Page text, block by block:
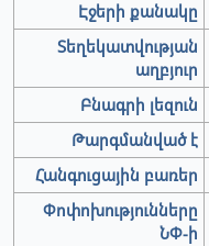
Էջերի քանակը
Տեղեկատվության
աղբյուր
Բնագրի լեզուն
Թարգմանված է
Հանգուցային բառեր
Փոփոխությունները
ՆՓ-ի